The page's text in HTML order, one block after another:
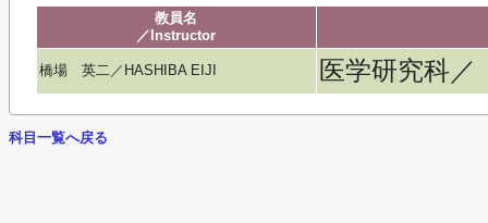
教員名
／Instructor
橋場 英二／HASHIBA EIJI 医学研究科／
科目一覧へ戻る